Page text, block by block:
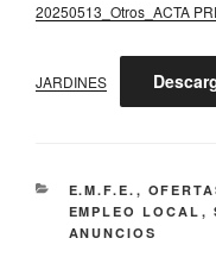
20250513_Otros_ACTA
JARDINES
CATEGORÍAS
E.M.F.E. ,
EMPLEO LOCAL ,
ANUNCIOS